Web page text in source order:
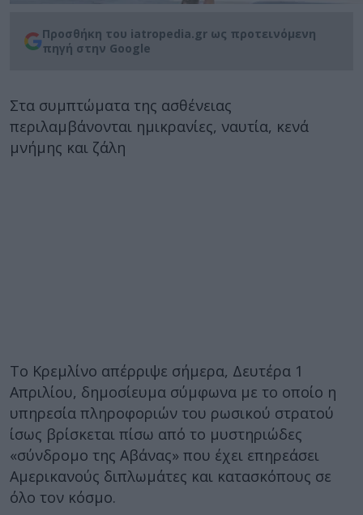
Προσθήκη του iatropedia.gr ως προτεινόμενη
πηγή στην Google
Στα συμπτώματα της ασθένειας
περιλαμβάνονται ημικρανίες, ναυτία, κενά
μνήμης και ζάλη
Το Κρεμλίνο απέρριψε σήμερα, Δευτέρα 1
Απριλίου, δημοσίευμα σύμφωνα με το οποίο η
υπηρεσία πληροφοριών του ρωσικού στρατού
ίσως βρίσκεται πίσω από το μυστηριώδες
«σύνδρομο της Αβάνας» που έχει επηρεάσει
Αμερικανούς διπλωμάτες και κατασκόπους σε
όλο τον κόσμο.